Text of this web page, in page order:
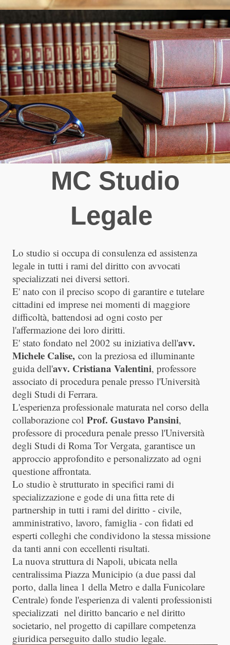
MC Studio
Legale
Lo studio si occupa di consulenza ed assistenza
legale in tutti i rami del diritto con avvocati
specializzati nei diversi settori.
E' nato con il preciso scopo di garantire e tutelare
cittadini ed imprese nei momenti di maggiore
difficoltà, battendosi ad ogni costo per
l'affermazione dei loro diritti.
E' stato fondato nel 2002 su iniziativa dell'avv.
Michele Calise, con la preziosa ed illuminante
guida dell'avv. Cristiana Valentini, professore
associato di procedura penale presso l'Università
degli Studi di Ferrara.
L'esperienza professionale maturata nel corso della
collaborazione col Prof. Gustavo Pansini,
professore di procedura penale presso l'Università
degli Studi di Roma Tor Vergata, garantisce un
approccio approfondito e personalizzato ad ogni
questione affrontata.
Lo studio è strutturato in specifici rami di
specializzazione e gode di una fitta rete di
partnership in tutti i rami del diritto - civile,
amministrativo, lavoro, famiglia - con fidati ed
esperti colleghi che condividono la stessa missione
da tanti anni con eccellenti risultati.
La nuova struttura di Napoli, ubicata nella
centralissima Piazza Municipio (a due passi dal
porto, dalla linea 1 della Metro e dalla Funicolare
Centrale) fonde l'esperienza di valenti professionisti
specializzati nel diritto bancario e nel diritto
societario, nel progetto di capillare competenza
giuridica perseguito dallo studio legale.